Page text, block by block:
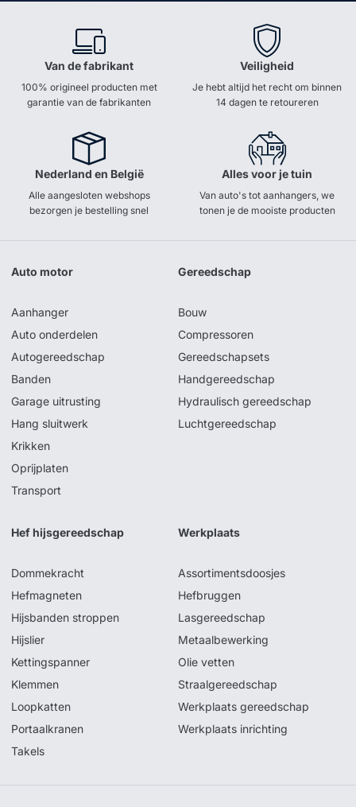
Van de fabrikant
100% origineel producten met
garantie van de fabrikanten
Veiligheid
Je hebt altijd het recht om binnen
14 dagen te retoureren
Nederland en België
Alle aangesloten webshops
bezorgen je bestelling snel
Alles voor je tuin
Van auto's tot aanhangers, we
tonen je de mooiste producten
Auto motor
Aanhanger
Auto onderdelen
Autogereedschap
Banden
Garage uitrusting
Hang sluitwerk
Krikken
Oprijplaten
Transport
Gereedschap
Bouw
Compressoren
Gereedschapsets
Handgereedschap
Hydraulisch gereedschap
Luchtgereedschap
Hef hijsgereedschap
Dommekracht
Hefmagneten
Hijsbanden stroppen
Hijslier
Kettingspanner
Klemmen
Loopkatten
Portaalkranen
Takels
Werkplaats
Assortimentsdoosjes
Hefbruggen
Lasgereedschap
Metaalbewerking
Olie vetten
Straalgereedschap
Werkplaats gereedschap
Werkplaats inrichting